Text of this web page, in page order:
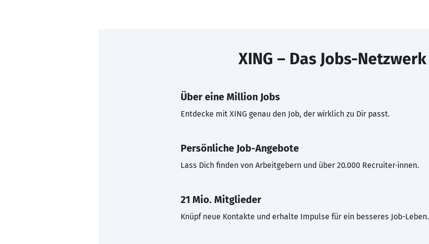
XING – Das Jobs-Netzwerk
Über eine Million Jobs
Entdecke mit XING genau den Job, der wirklich zu Dir passt.
Persönliche Job-Angebote
Lass Dich finden von Arbeitgebern und über 20.000 Recruiter·innen.
21 Mio. Mitglieder
Knüpf neue Kontakte und erhalte Impulse für ein besseres Job-Leben.